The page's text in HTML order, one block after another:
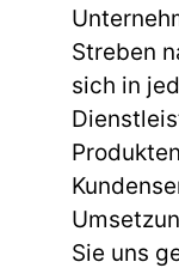
Streben
sich in
Sie uns